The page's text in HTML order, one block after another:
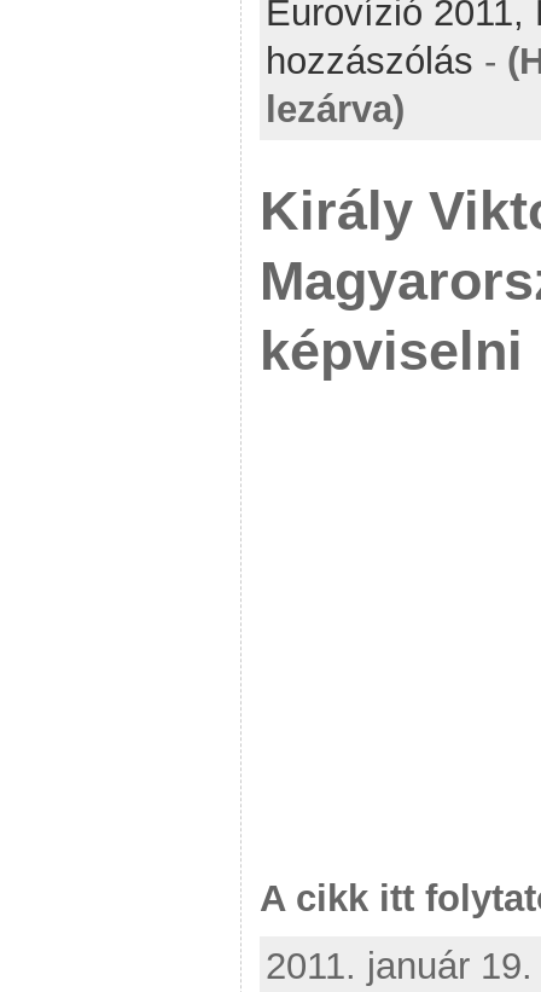
Eurovízió 2011,
hozzászólás -
lezárva)
Király
képviselni
A cikk itt
2011. január